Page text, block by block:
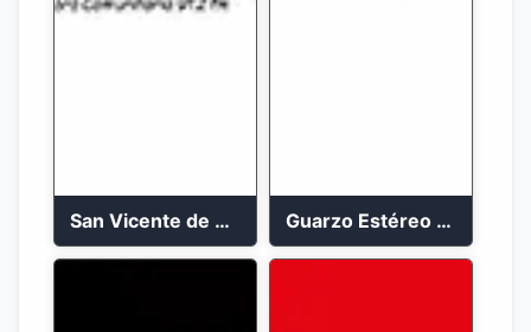
San Vicente de Chucuri 91.2 FM Guarzo Estéreo 24/7